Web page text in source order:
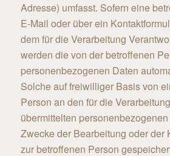
Adresse) umfasst. Sofern eine
E-Mail oder über ein
dem für die Verarbeitung
werden die von der betroffenen
personenbezogenen Daten
Solche auf freiwilliger Basis von
Person an den für die
übermittelten
Zwecke der Bearbeitung oder der
zur betroffenen Person